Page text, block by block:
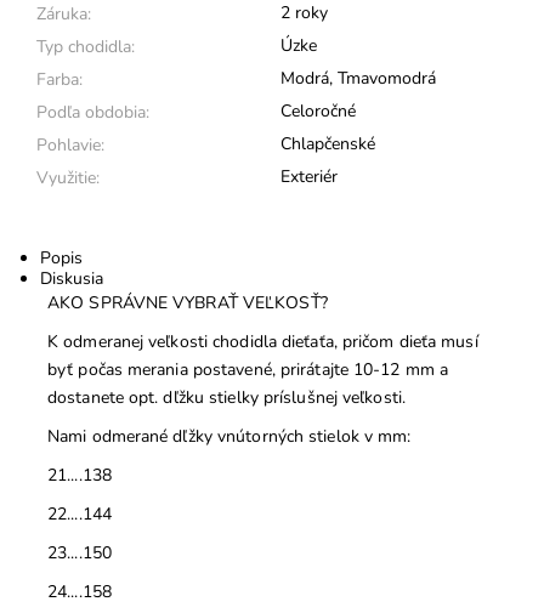
Záruka:
2 roky
Typ chodidla:
Úzke
Farba:
Modrá, Tmavomodrá
Podľa obdobia:
Celoročné
Pohlavie:
Chlapčenské
Využitie:
Exteriér
Popis
Diskusia
AKO SPRÁVNE VYBRAŤ VEĽKOSŤ?
K odmeranej veľkosti chodidla dieťaťa, pričom dieťa musí
byť počas merania postavené, prirátajte 10-12 mm a
dostanete opt. dľžku stielky príslušnej veľkosti.
Nami odmerané dľžky vnútorných stielok v mm:
21....138
22....144
23....150
24....158